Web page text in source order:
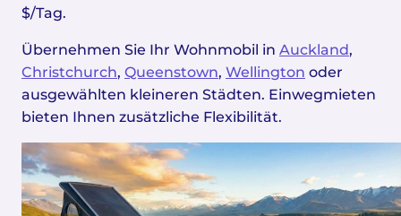
$/Tag.
Übernehmen Sie Ihr Wohnmobil in Auckland,
Christchurch, Queenstown, Wellington oder
ausgewählten kleineren Städten. Einwegmieten
bieten Ihnen zusätzliche Flexibilität.